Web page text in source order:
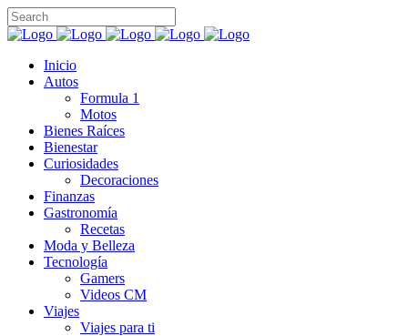
Inicio
Autos
Formula 1
Motos
Bienes Raíces
Bienestar
Curiosidades
Decoraciones
Finanzas
Gastronomía
Recetas
Moda y Belleza
Tecnología
Gamers
Videos CM
Viajes
Viajes para ti